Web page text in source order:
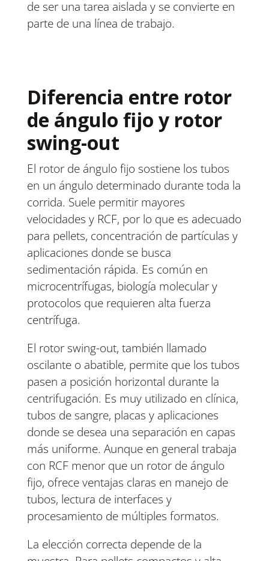
de ser una tarea aislada y se convierte en
parte de una línea de trabajo.
Diferencia entre rotor
de ángulo fijo y rotor
swing-out
El rotor de ángulo fijo sostiene los tubos
en un ángulo determinado durante toda la
corrida. Suele permitir mayores
velocidades y RCF, por lo que es adecuado
para pellets, concentración de partículas y
aplicaciones donde se busca
sedimentación rápida. Es común en
microcentrífugas, biología molecular y
protocolos que requieren alta fuerza
centrífuga.
El rotor swing-out, también llamado
oscilante o abatible, permite que los tubos
pasen a posición horizontal durante la
centrifugación. Es muy utilizado en clínica,
tubos de sangre, placas y aplicaciones
donde se desea una separación en capas
más uniforme. Aunque en general trabaja
con RCF menor que un rotor de ángulo
fijo, ofrece ventajas claras en manejo de
tubos, lectura de interfaces y
procesamiento de múltiples formatos.
La elección correcta depende de la